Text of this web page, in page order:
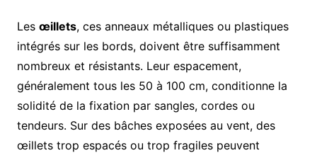
Les œillets, ces anneaux métalliques ou plastiques
intégrés sur les bords, doivent être suffisamment
nombreux et résistants. Leur espacement,
généralement tous les 50 à 100 cm, conditionne la
solidité de la fixation par sangles, cordes ou
tendeurs. Sur des bâches exposées au vent, des
œillets trop espacés ou trop fragiles peuvent